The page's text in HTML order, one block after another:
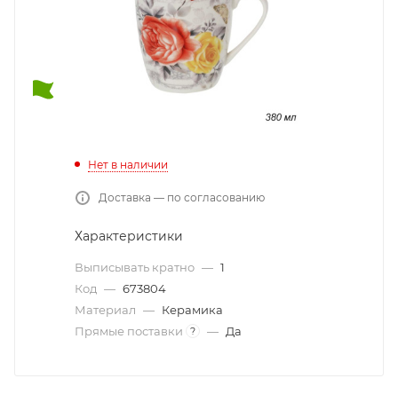
Нет в наличии
Доставка — по согласованию
Характеристики
Выписывать кратно — 1
Код — 673804
Материал — Керамика
Прямые поставки
? — Да